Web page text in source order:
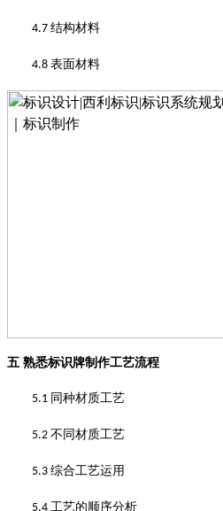
4.7 结构材料
4.8 表面材料
五 熟悉标识牌制作工艺流程
5.1 同种材质工艺
5.2 不同材质工艺
5.3 综合工艺运用
5.4 工艺的顺序分析